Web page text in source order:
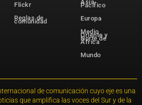
Flickr
Reglas de
comunidad
Asia-
Pacífico
Europa
Medio
Oriente y
Norte de
África
Mundo
de comunicación cuyo eje es una
que amplifica las voces del Sur y de la